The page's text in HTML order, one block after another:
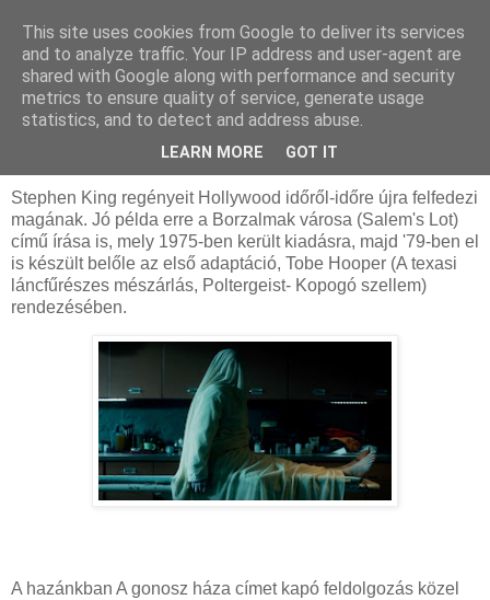
2024. október 8., kedd
Borzalmak városa (2024) - Kritika
Stephen King regényeit Hollywood időről-időre újra felfedezi
magának. Jó példa erre a Borzalmak városa (Salem's Lot)
című írása is, mely 1975-ben került kiadásra, majd '79-ben el
is készült belőle az első adaptáció, Tobe Hooper (A texasi
láncfűrészes mészárlás, Poltergeist- Kopogó szellem)
rendezésében.
A hazánkban A gonosz háza címet kapó feldolgozás közel
This site uses cookies from Google to deliver its services
and to analyze traffic. Your IP address and user-agent are
shared with Google along with performance and security
metrics to ensure quality of service, generate usage
statistics, and to detect and address abuse.
LEARN MORE GOT IT